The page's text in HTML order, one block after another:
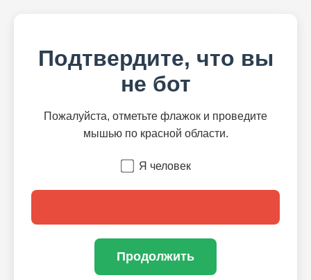
Подтвердите, что вы
не бот
Пожалуйста, отметьте флажок и проведите
мышью по красной области.
Я человек
Продолжить